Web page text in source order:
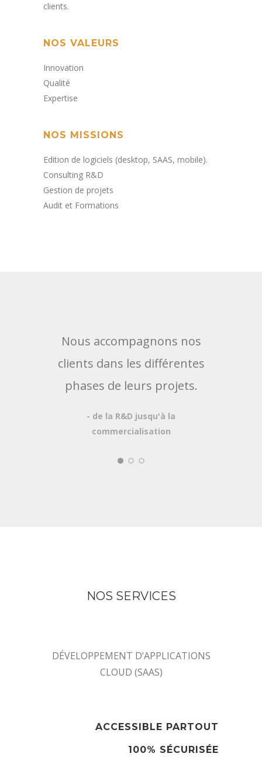
clients.
NOS VALEURS
Innovation
Qualité
Expertise
NOS MISSIONS
Edition de logiciels (desktop, SAAS, mobile).​
Consulting R&D
Gestion de projets​
Audit et Formations
Nous accompagnons nos
clients dans les différentes
phases de leurs projets.
- de la R&D jusqu'à la
commercialisation
NOS SERVICES
DÉVELOPPEMENT D’APPLICATIONS
CLOUD (SAAS)
ACCESSIBLE PARTOUT
100% SÉCURISÉE